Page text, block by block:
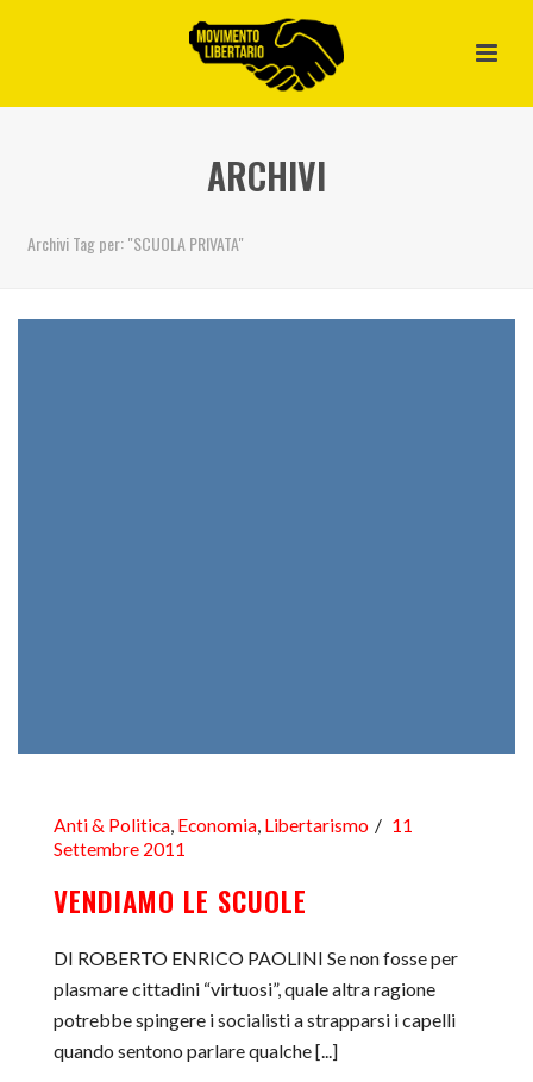
ARCHIVI
Archivi Tag per: "SCUOLA PRIVATA"
Anti & Politica, Economia, Libertarismo
11
Settembre 2011
VENDIAMO LE SCUOLE
DI ROBERTO ENRICO PAOLINI Se non fosse per
plasmare cittadini “virtuosi”, quale altra ragione
potrebbe spingere i socialisti a strapparsi i capelli
quando sentono parlare qualche [...]